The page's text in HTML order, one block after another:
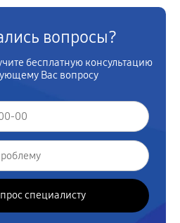
вопросы?
бесплатную консультацию
Вас вопросу